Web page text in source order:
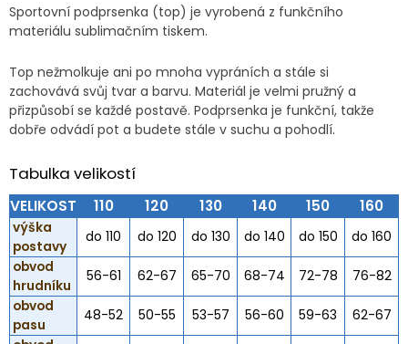
Sportovní podprsenka (top) je vyrobená z funkčního
materiálu sublimačním tiskem.
Top nežmolkuje ani po mnoha vypráních a stále si
zachovává svůj tvar a barvu. Materiál je velmi pružný a
přizpůsobí se každé postavě. Podprsenka je funkční, takže
dobře odvádí pot a budete stále v suchu a pohodlí.
Tabulka velikostí
VELIKOST 110 120 130 140 150 160
výška
postavy
do 110 do 120 do 130 do 140 do 150
do 160
obvod
hrudníku
56-61 62-67 65-70 68-74 72-78
76-82
obvod
pasu
48-52 50-55 53-57 56-60 59-63
62-67